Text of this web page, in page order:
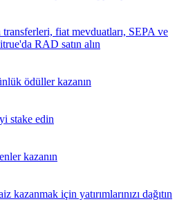
öğrenin
fiat mevduatları, SEPA ve
RAD satın alın
ödüller kazanın
stake edin
kazanın
kazanmak için yatırımlarınızı dağıtın